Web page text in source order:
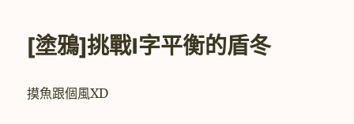
[塗鴉]挑戰I字平衡的盾冬
摸魚跟個風XD